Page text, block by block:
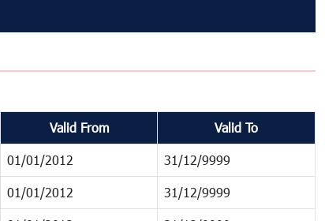
Valid From Valid To
01/01/2012 31/12/9999
01/01/2012 31/12/9999